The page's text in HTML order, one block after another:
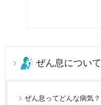
ぜん息について
ぜん息ってどんな病気？